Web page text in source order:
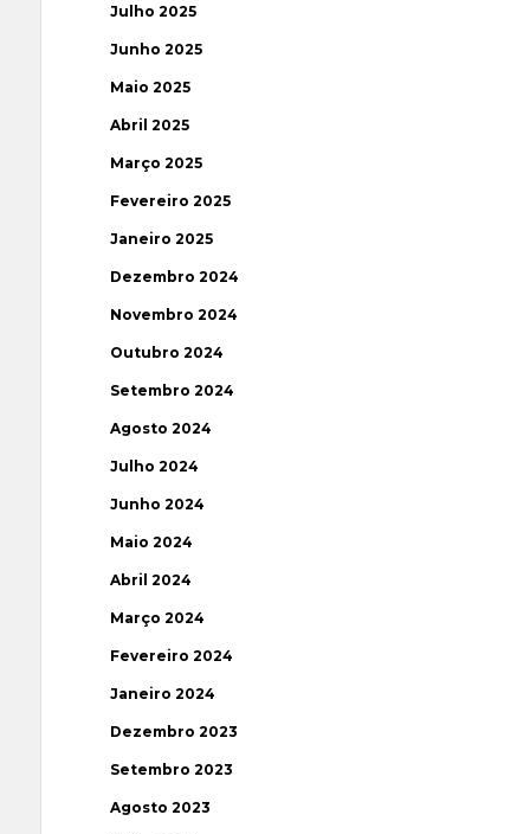
Julho 2025
Junho 2025
Maio 2025
Abril 2025
Março 2025
Fevereiro 2025
Janeiro 2025
Dezembro 2024
Novembro 2024
Outubro 2024
Setembro 2024
Agosto 2024
Julho 2024
Junho 2024
Maio 2024
Abril 2024
Março 2024
Fevereiro 2024
Janeiro 2024
Dezembro 2023
Setembro 2023
Agosto 2023